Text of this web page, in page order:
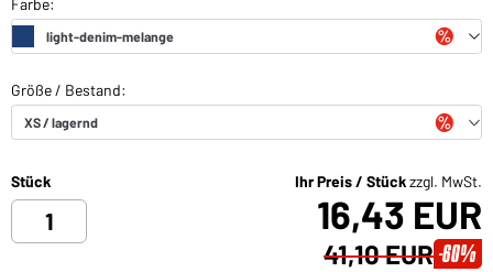
Stück Ihr Preis / Stückzzgl. MwSt.
16,43 EUR
41,10 EUR -60%